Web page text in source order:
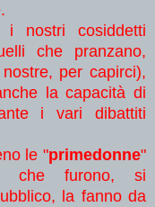
nostri cosiddetti
che pranzano,
per capirci),
la capacità di
i vari dibattiti
le "primedonne"
che furono, si
la fanno da